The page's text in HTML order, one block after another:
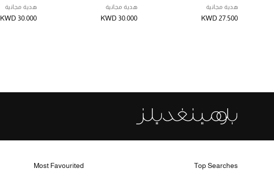
هدية مجانية
KWD 27.500
هدية مجانية
KWD 30.000
هدية مجانية
KWD 30.000
Top Searches
Most Favourited